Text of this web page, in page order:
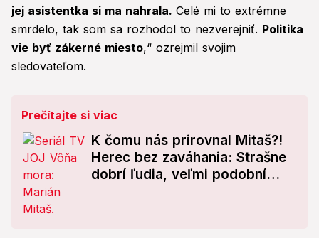
jej asistentka si ma nahrala. Celé mi to extrémne
smrdelo, tak som sa rozhodol to nezverejniť. Politika
vie byť zákerné miesto,“ ozrejmil svojim
sledovateľom.
Prečítajte si viac
K čomu nás prirovnal Mitaš?!
Herec bez zaváhania: Strašne
dobrí ľudia, veľmi podobní